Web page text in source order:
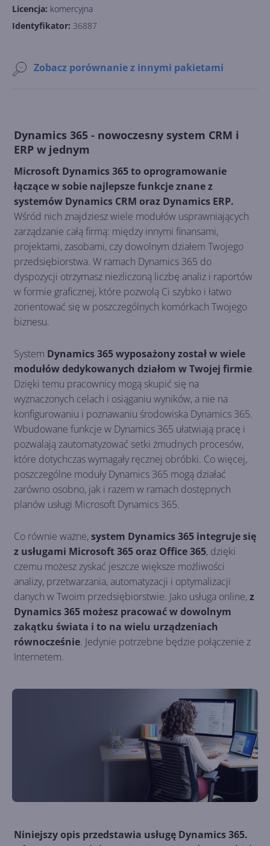
Licencja: komercyjna
Identyfikator: 36887
Zobacz porównanie z innymi pakietami
Dynamics 365 - nowoczesny system CRM i
ERP w jednym
Microsoft Dynamics 365 to oprogramowanie
łączące w sobie najlepsze funkcje znane z
systemów Dynamics CRM oraz Dynamics ERP.
Wśród nich znajdziesz wiele modułów usprawniających
zarządzanie całą firmą: między innymi finansami,
projektami, zasobami, czy dowolnym działem Twojego
przedsiębiorstwa. W ramach Dynamics 365 do
dyspozycji otrzymasz niezliczoną liczbę analiz i raportów
w formie graficznej, które pozwolą Ci szybko i łatwo
zorientować się w poszczególnych komórkach Twojego
biznesu.
System Dynamics 365 wyposażony został w wiele
modułów dedykowanych działom w Twojej firmie.
Dzięki temu pracownicy mogą skupić się na
wyznaczonych celach i osiąganiu wyników, a nie na
konfigurowaniu i poznawaniu środowiska Dynamics 365.
Wbudowane funkcje w Dynamics 365 ułatwiają pracę i
pozwalają zautomatyzować setki żmudnych procesów,
które dotychczas wymagały ręcznej obróbki. Co więcej,
poszczególne moduły Dynamics 365 mogą działać
zarówno osobno, jak i razem w ramach dostępnych
planów usługi Microsoft Dynamics 365.
Co równie ważne,system Dynamics 365 integruje się
z usługami Microsoft 365 oraz Office 365, dzięki
czemu możesz zyskać jeszcze większe możliwości
analizy, przetwarzania, automatyzacji i optymalizacji
danych w Twoim przedsiębiorstwie. Jako usługa online,z
Dynamics 365 możesz pracować w dowolnym
zakątku świata i to na wielu urządzeniach
równocześnie. Jedynie potrzebne będzie połączenie z
Internetem.
Niniejszy opis przedstawia usługę Dynamics 365.